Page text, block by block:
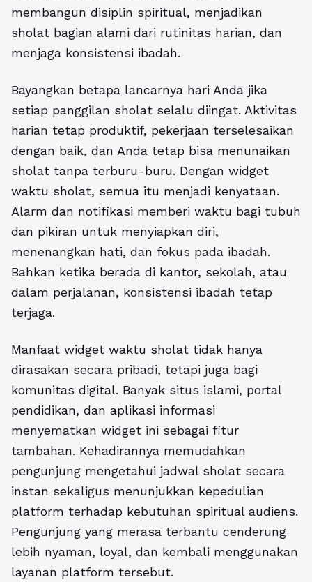
membangun disiplin spiritual, menjadikan
sholat bagian alami dari rutinitas harian, dan
menjaga konsistensi ibadah.
Bayangkan betapa lancarnya hari Anda jika
setiap panggilan sholat selalu diingat. Aktivitas
harian tetap produktif, pekerjaan terselesaikan
dengan baik, dan Anda tetap bisa menunaikan
sholat tanpa terburu-buru. Dengan widget
waktu sholat, semua itu menjadi kenyataan.
Alarm dan notifikasi memberi waktu bagi tubuh
dan pikiran untuk menyiapkan diri,
menenangkan hati, dan fokus pada ibadah.
Bahkan ketika berada di kantor, sekolah, atau
dalam perjalanan, konsistensi ibadah tetap
terjaga.
Manfaat widget waktu sholat tidak hanya
dirasakan secara pribadi, tetapi juga bagi
komunitas digital. Banyak situs islami, portal
pendidikan, dan aplikasi informasi
menyematkan widget ini sebagai fitur
tambahan. Kehadirannya memudahkan
pengunjung mengetahui jadwal sholat secara
instan sekaligus menunjukkan kepedulian
platform terhadap kebutuhan spiritual audiens.
Pengunjung yang merasa terbantu cenderung
lebih nyaman, loyal, dan kembali menggunakan
layanan platform tersebut.